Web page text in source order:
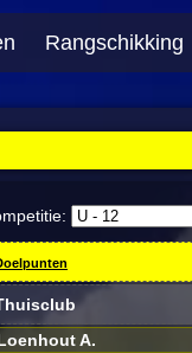
Rangschikking
A.